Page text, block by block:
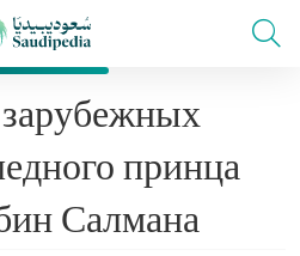
принца
Салмана